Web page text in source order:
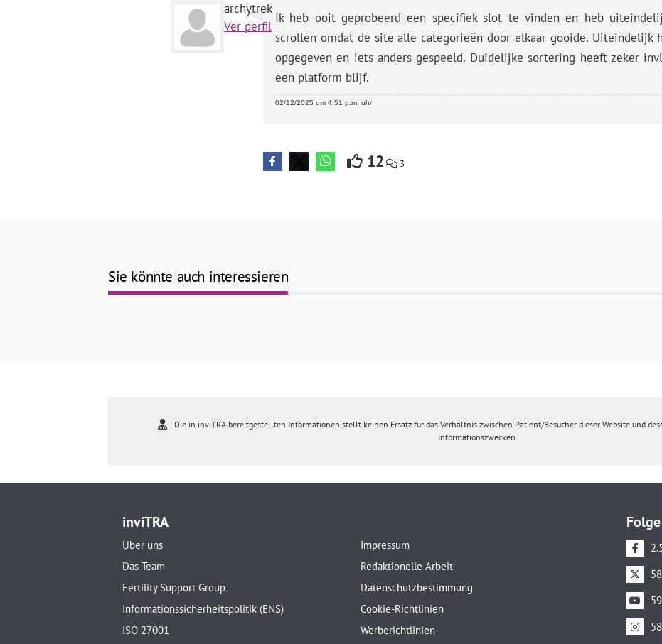
archytrek
Ver perfil
Ik heb ooit geprobeerd een specifiek slot te vinden en heb
scrollen omdat de site alle categorieën door elkaar gooide. Uiteindelijk
opgegeven en iets anders gespeeld. Duidelijke sortering heeft zeker
een platform blijf.
02/12/2025 um 4:51 p.m. uhr
12 3
Sie könnte auch interessieren
Die in inviTRA bereitgestellten Informationen stellt keinen Ersatz für das Verhältnis zwischen Patient/Besucher dieser Website und
Informationszwecken.
inviTRA
Über uns
Das Team
Fertility Support Group
Informationssicherheitspolitik (ENS)
ISO 27001
Impressum
Redaktionelle Arbeit
Datenschutzbestimmung
Cookie-Richtlinien
Werberichtlinien